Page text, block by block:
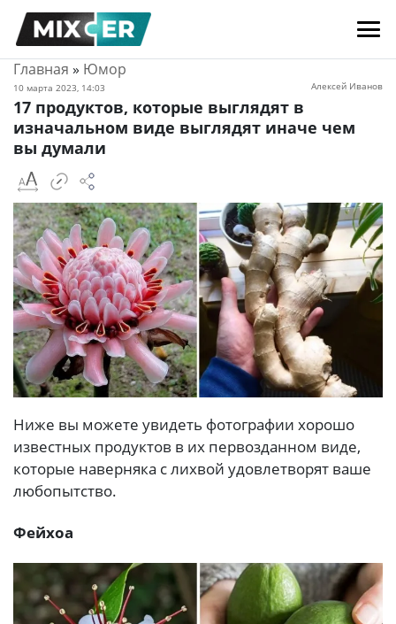
Главная » Юмор
10 марта 2023, 14:03 Алексей Иванов
17 продуктов, которые выглядят в
изначальном виде выглядят иначе чем
вы думали
Ниже вы можете увидеть фотографии хорошо
известных продуктов в их первозданном виде,
которые наверняка с лихвой удовлетворят ваше
любопытство.
Фейхоа